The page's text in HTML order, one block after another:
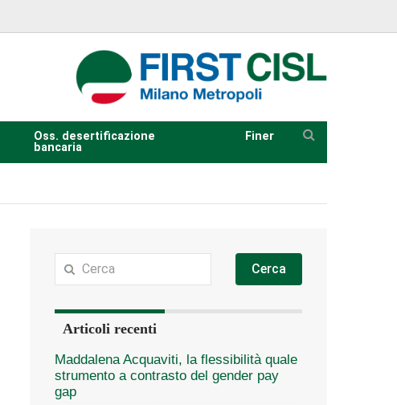
Oss. desertificazione
bancaria
Finer
Cerca
Articoli recenti
Maddalena Acquaviti, la flessibilità quale
strumento a contrasto del gender pay
gap